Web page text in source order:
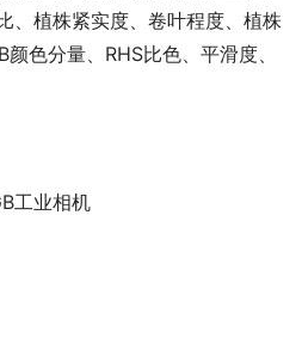
、植株紧实度、卷叶程度、植株
色分量、RHS比色、平滑度、
工业相机